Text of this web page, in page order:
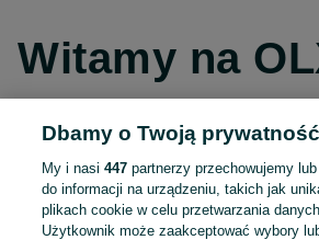
Witamy na
Kontynuuj przez
Kontynuuj przez
Dbamy o Twoją prywatność
My i nasi447 partnerzy przechowujemy
do informacji na urządzeniu, takich jak
plikach cookie w celu przetwarzania
Użytkownik może zaakceptować wybory